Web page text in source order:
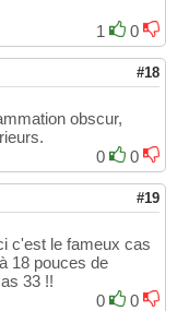
1
0
#18
obscur,
0
0
#19
c'est le fameux cas
18 pouces de
33 !!
0
0